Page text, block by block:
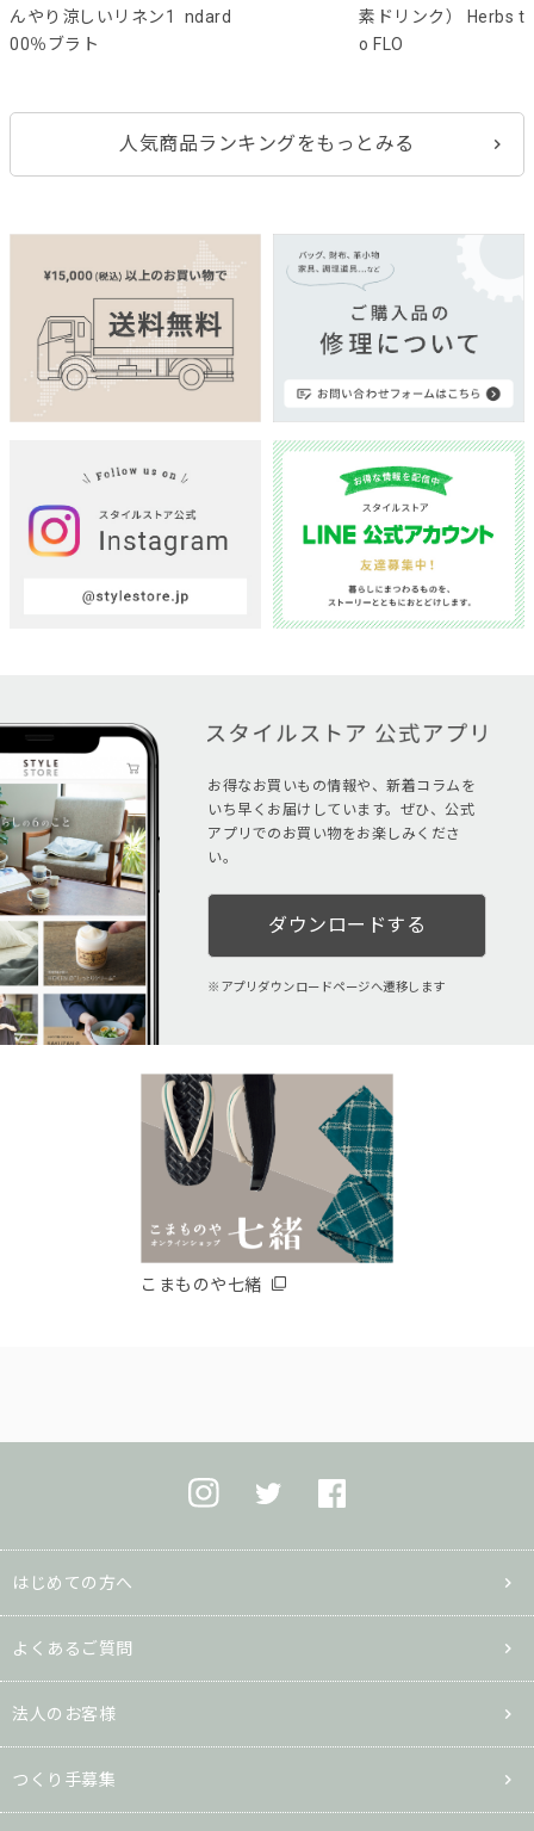
んやり涼しいリネン1
00％ブラト
ndard
素ドリンク） Herbs t
o FLO
人気商品ランキングをもっとみる
お得なお買いもの情報や、新着コラムを
いち早くお届けしています。ぜひ、公式
アプリでのお買い物をお楽しみくださ
い。
ダウンロードする
アプリダウンロードページへ遷移します
こまものや七緒
はじめての方へ
よくあるご質問
法人のお客様
つくり手募集